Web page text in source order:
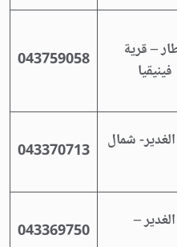
– قرية
043759058
شمال
043370713
–
043369750